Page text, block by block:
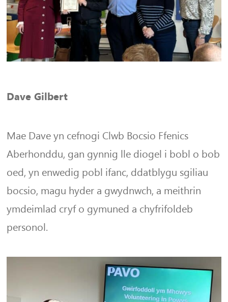
Dave Gilbert
Mae Dave yn cefnogi Clwb Bocsio Ffenics
Aberhonddu, gan gynnig lle diogel i bobl o bob
oed, yn enwedig pobl ifanc, ddatblygu sgiliau
bocsio, magu hyder a gwydnwch, a meithrin
ymdeimlad cryf o gymuned a chyfrifoldeb
personol.